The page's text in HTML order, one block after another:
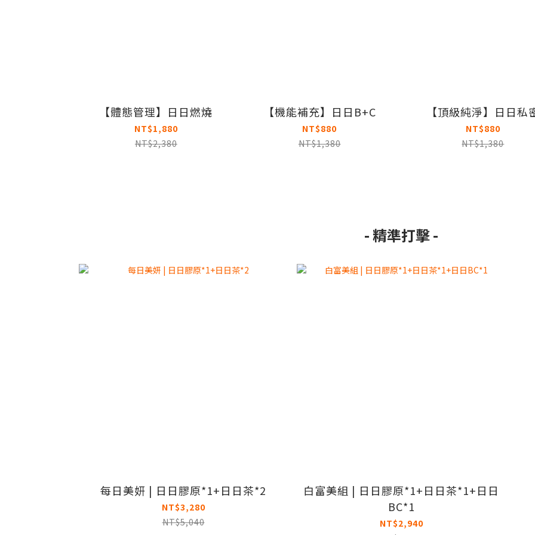
【體態管理】日日燃燒
NT$1,880
NT$2,380
【機能補充】日日B+C
NT$880
NT$1,380
【頂級純淨】日日私
NT$880
NT$1,380
- 精準打擊 -
每日美妍 | 日日膠原*1+日日茶*2
NT$3,280
NT$5,040
白富美組 | 日日膠原*1+日日茶*1+日日
BC*1
NT$2,940